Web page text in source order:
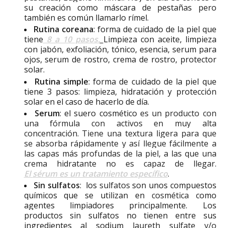
su creación como máscara de pestañas pero
también es común llamarlo rímel.
Rutina coreana: forma de cuidado de la piel que
tiene 8 a 10 pasos. Limpieza con aceite, limpieza
con jabón, exfoliación, tónico, esencia, serum para
ojos, serum de rostro, crema de rostro, protector
solar.
Rutina simple: forma de cuidado de la piel que
tiene 3 pasos: limpieza, hidratación y protección
solar en el caso de hacerlo de día.
Serum: el suero cosmético es un producto con
una fórmula con activos en muy alta
concentración. Tiene una textura ligera para que
se absorba rápidamente y así llegue fácilmente a
las capas más profundas de la piel, a las que una
crema hidratante no es capaz de llegar.
Elsérumes un tratamiento específico.
Sin sulfatos: los sulfatos son unos compuestos
químicos que se utilizan en cosmética como
agentes limpiadores principalmente. Los
productos sin sulfatos no tienen entre sus
ingredientes al sodium laureth sulfate y/o